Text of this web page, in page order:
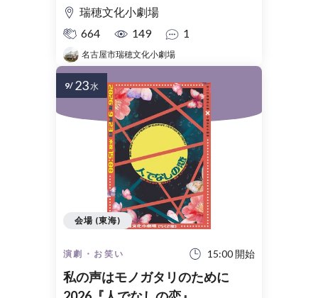
瑞穂文化小劇場
664
149 1
名古屋市瑞穂文化小劇場
演劇・お笑い 15:00 開始
私の声はモノガタリのために
会場 (東海)
9/ 23水